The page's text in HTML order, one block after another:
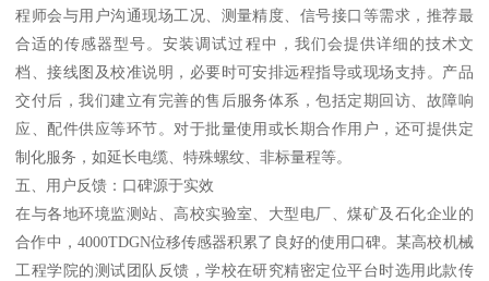
程师会与用户沟通现场工况、测量精度、信号接口等需求，推荐最
合适的传感器型号。安装调试过程中，我们会提供详细的技术文
档、接线图及校准说明，必要时可安排远程指导或现场支持。产品
交付后，我们建立有完善的售后服务体系，包括定期回访、故障响
应、配件供应等环节。对于批量使用或长期合作用户，还可提供定
制化服务，如延长电缆、特殊螺纹、非标量程等。
五、用户反馈：口碑源于实效
在与各地环境监测站、高校实验室、大型电厂、煤矿及石化企业的
合作中，4000TDGN位移传感器积累了良好的使用口碑。某高校机械
工程学院的测试团队反馈，学校在研究精密定位平台时选用此款传